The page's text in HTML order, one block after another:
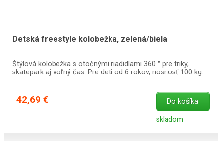
Detská freestyle kolobežka, zelená/biela
Štýlová kolobežka s otočnými riadidlami 360 ° pre triky,
skatepark aj voľný čas. Pre deti od 6 rokov, nosnosť 100 kg.
42,69 € Do košíka
skladom